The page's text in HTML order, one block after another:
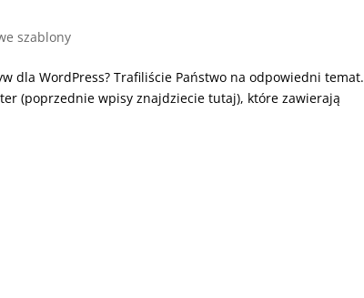
szablony
dla WordPress? Trafiliście Państwo na odpowiedni temat.
(poprzednie wpisy znajdziecie tutaj), które zawierają